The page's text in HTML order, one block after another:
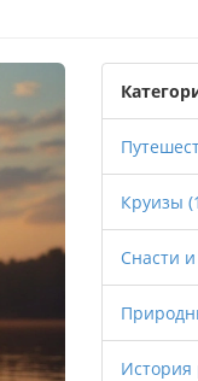
Круизы
Снасти
История